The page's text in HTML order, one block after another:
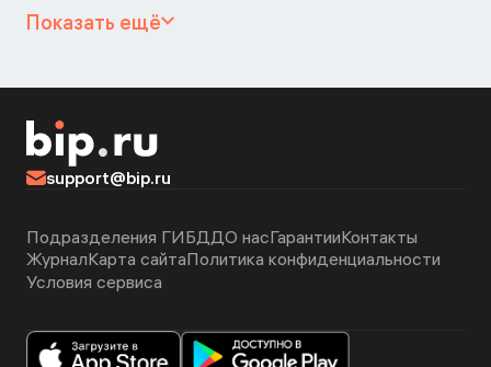
Показать ещё
support@bip.ru
Подразделения ГИБДДО насГарантииКонтакты
ЖурналКарта сайтаПолитика конфиденциальности
Условия сервиса